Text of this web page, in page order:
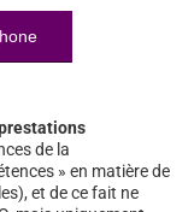
de la
» en matière de
et de ce fait ne